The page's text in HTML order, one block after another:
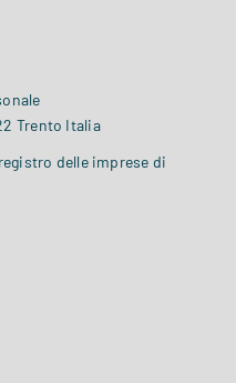
Trento Italia
delle imprese di